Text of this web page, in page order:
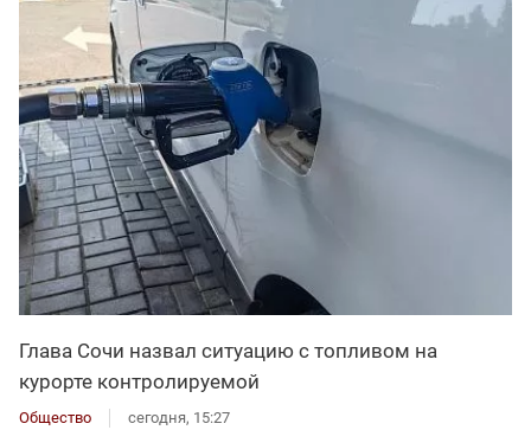
Глава Сочи назвал ситуацию с топливом на
курорте контролируемой
Общество сегодня, 15:27